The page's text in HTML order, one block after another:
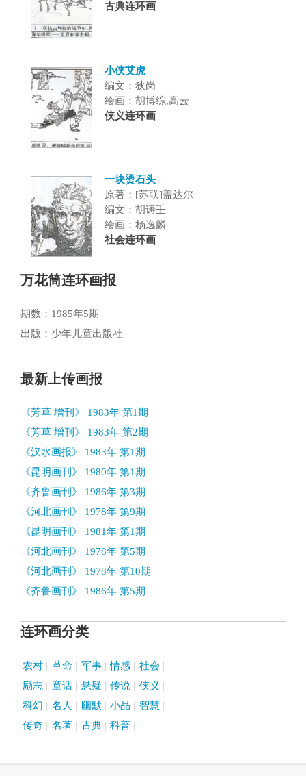
古典连环画
小侠艾虎
编文：狄岗
绘画：胡博综,高云
侠义连环画
一块烫石头
原著：[苏联]盖达尔
编文：胡诪壬
绘画：杨逸麟
社会连环画
万花筒连环画报
期数：1985年5期
出版：少年儿童出版社
最新上传画报
《芳草 增刊》 1983年 第1期
《芳草 增刊》 1983年 第2期
《汉水画报》 1983年 第1期
《昆明画刊》 1980年 第1期
《齐鲁画刊》 1986年 第3期
《河北画刊》 1978年 第9期
《昆明画刊》 1981年 第1期
《河北画刊》 1978年 第5期
《河北画刊》 1978年 第10期
《齐鲁画刊》 1986年 第5期
连环画分类
农村 革命 军事 情感
社会
励志
童话 悬疑 传说
侠义
科幻
名人 幽默 小品
智慧
传奇
名著 古典 科普